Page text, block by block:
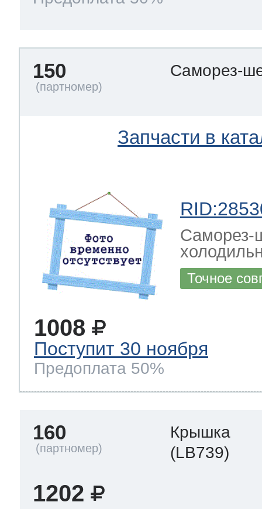
150 Саморез-
Запчасти в
Саморез-
Точное
1008
Поступит 30 ноября
Предоплата 50%
160
Крышка
(LB739)
1202